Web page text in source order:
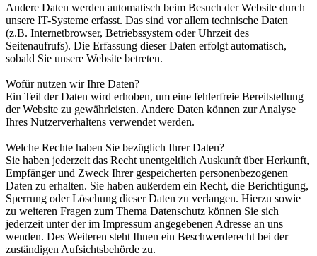
Andere Daten werden automatisch beim Besuch der Website durch
unsere IT-Systeme erfasst. Das sind vor allem technische Daten
(z.B. Internetbrowser, Betriebssystem oder Uhrzeit des
Seitenaufrufs). Die Erfassung dieser Daten erfolgt automatisch,
sobald Sie unsere Website betreten.
Wofür nutzen wir Ihre Daten?
Ein Teil der Daten wird erhoben, um eine fehlerfreie Bereitstellung
der Website zu gewährleisten. Andere Daten können zur Analyse
Ihres Nutzerverhaltens verwendet werden.
Welche Rechte haben Sie bezüglich Ihrer Daten?
Sie haben jederzeit das Recht unentgeltlich Auskunft über Herkunft,
Empfänger und Zweck Ihrer gespeicherten personenbezogenen
Daten zu erhalten. Sie haben außerdem ein Recht, die Berichtigung,
Sperrung oder Löschung dieser Daten zu verlangen. Hierzu sowie
zu weiteren Fragen zum Thema Datenschutz können Sie sich
jederzeit unter der im Impressum angegebenen Adresse an uns
wenden. Des Weiteren steht Ihnen ein Beschwerderecht bei der
zuständigen Aufsichtsbehörde zu.